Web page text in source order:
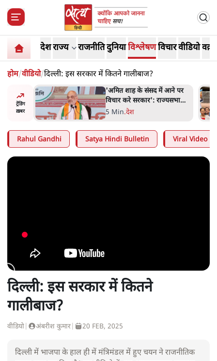
देशराज्य राजनीतिदुनियाविश्लेषणविचारवीडियो
होम/वीडियो/दिल्ली: इस सरकार में कितने गालीबाज?
ट्रेंडिंग
ख़बर
शाह के ख़िलाफ़ संसद में विपक्ष का
मार्च, 'गृह मंत्री मुंह छुपा रहे हैं
क्योंकि वो छात्रों के गुनहगार हैं'
5 Min.देश
Rahul Gandhi Satya Hindi Bulletin Viral Video
दिल्ली: इस सरकार में कितने
गालीबाज?
वीडियो अंबरीश कुमार 20 FEB, 2025
दिल्ली में भाजपा के हाल ही में मंत्रिमंडल में हुए चयन ने राजनीतिक